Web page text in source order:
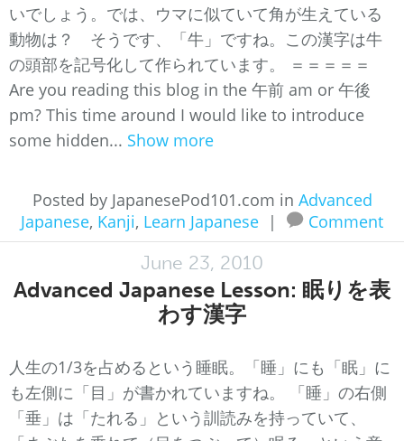
いでしょう。では、ウマに似ていて角が生えている
動物は？ そうです、「牛」ですね。この漢字は牛
の頭部を記号化して作られています。 ＝＝＝＝＝
Are you reading this blog in the 午前 am or 午後
pm? This time around I would like to introduce
some hidden... Show more
Posted by JapanesePod101.com in Advanced
Japanese, Kanji, Learn Japanese | Comment
June 23, 2010
Advanced Japanese Lesson: 眠りを表
わす漢字
人生の1/3を占めるという睡眠。「睡」にも「眠」に
も左側に「目」が書かれていますね。 「睡」の右側
「垂」は「たれる」という訓読みを持っていて、